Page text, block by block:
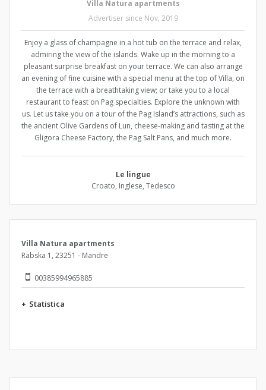
Villa Natura apartments
Advertiser since Nov, 2019
Enjoy a glass of champagne in a hot tub on the terrace and relax,
admiring the view of the islands. Wake up in the morning to a
pleasant surprise breakfast on your terrace. We can also arrange
an evening of fine cuisine with a special menu at the top of Villa, on
the terrace with a breathtaking view; or take you to a local
restaurant to feast on Pag specialties. Explore the unknown with
us. Let us take you on a tour of the Pag Island’s attractions, such as
the ancient Olive Gardens of Lun, cheese-making and tasting at the
Gligora Cheese Factory, the Pag Salt Pans, and much more.
Le lingue
Croato, Inglese, Tedesco
Villa Natura apartments
Rabska 1, 23251 - Mandre
00385994965885
+ Statistica